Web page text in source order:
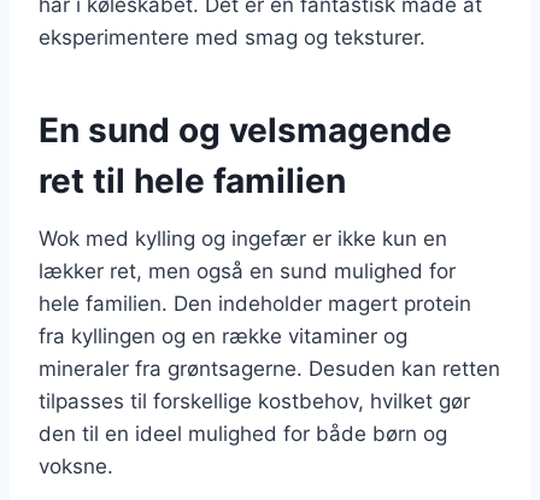
eksperimentere med smag og teksturer.
En sund og velsmagende
ret til hele familien
Wok med kylling og ingefær er ikke kun en
lækker ret, men også en sund mulighed for
hele familien. Den indeholder magert protein
fra kyllingen og en række vitaminer og
mineraler fra grøntsagerne. Desuden kan retten
tilpasses til forskellige kostbehov, hvilket gør
den til en ideel mulighed for både børn og
voksne.